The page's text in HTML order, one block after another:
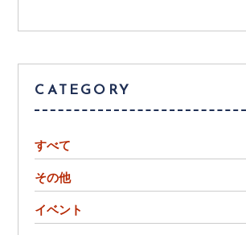
CATEGORY
すべて
その他
イベント